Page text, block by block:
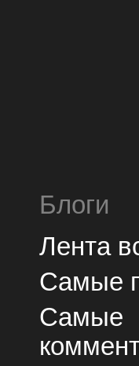
Блоги
Лента
Самые
Самые